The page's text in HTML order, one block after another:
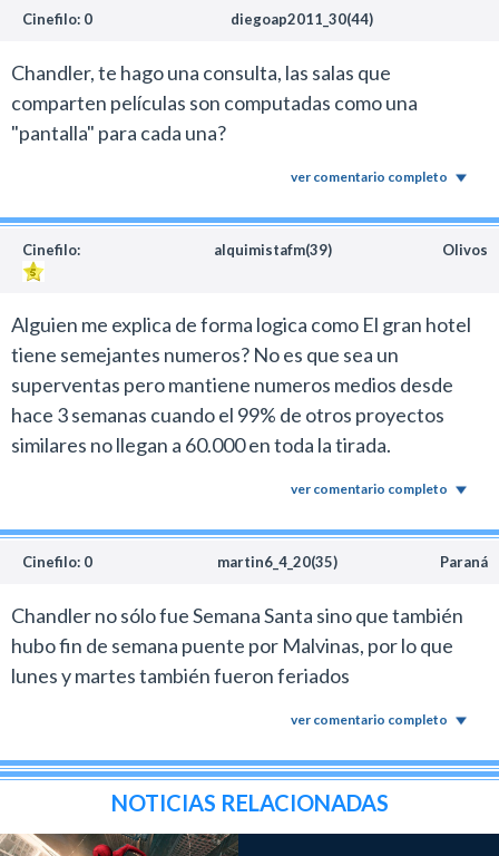
Cinefilo: 0 diegoap2011_30(44)
Chandler, te hago una consulta, las salas que
comparten películas son computadas como una
"pantalla" para cada una?
ver comentario completo
Cinefilo: alquimistafm(39) Olivos
Alguien me explica de forma logica como El gran hotel
tiene semejantes numeros? No es que sea un
superventas pero mantiene numeros medios desde
hace 3 semanas cuando el 99% de otros proyectos
similares no llegan a 60.000 en toda la tirada.
ver comentario completo
Cinefilo: 0 martin6_4_20(35) Paraná
Chandler no sólo fue Semana Santa sino que también
hubo fin de semana puente por Malvinas, por lo que
lunes y martes también fueron feriados
ver comentario completo
NOTICIAS RELACIONADAS